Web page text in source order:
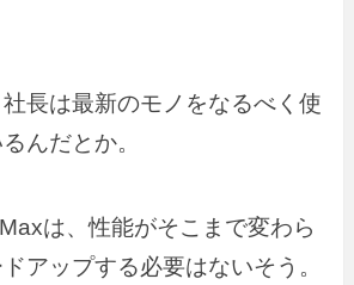
長は最新のモノをなるべく使
んだとか。
は、性能がそこまで変わら
アップする必要はないそう。